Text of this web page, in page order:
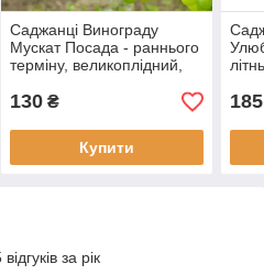
Саджанці Винограду
Мускат Посада - раннього
терміну, великоплідний,
130₴
Купити
185
за рік